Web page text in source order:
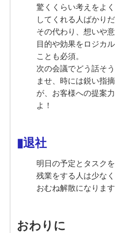
驚くくらい考えをよ
してくれる人ばかり
その代わり、想いや
目的や効果をロジカ
ことも必須。
次の会議でどう話そ
ませ、時には鋭い指
が、お客様への提案
よ！
▮退社
明日の予定とタスク
残業をする人は少な
おむね解散になります
おわりに